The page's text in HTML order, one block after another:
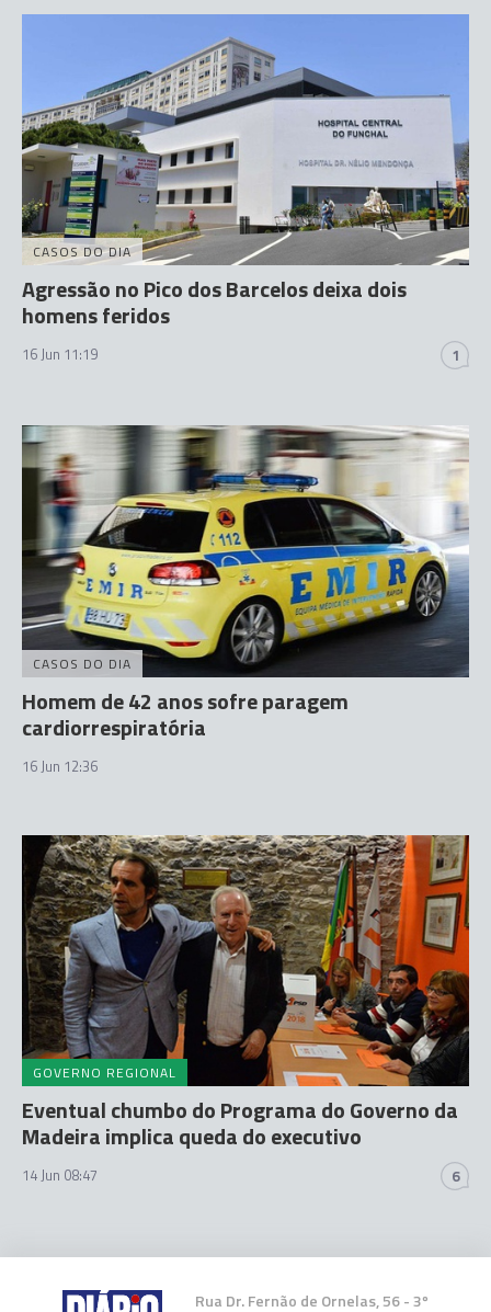
CASOS DO DIA
Agressão no Pico dos Barcelos deixa dois
homens feridos
16 Jun 11:19 1
CASOS DO DIA
Homem de 42 anos sofre paragem
cardiorrespiratória
16 Jun 12:36
GOVERNO REGIONAL
Eventual chumbo do Programa do Governo da
Madeira implica queda do executivo
14 Jun 08:47 6
Rua Dr. Fernão de Ornelas, 56 - 3º